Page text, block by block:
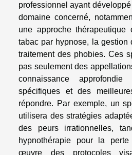
professionnel ayant
domaine concerné,
une approche
tabac par hypnose, la gestion
traitement des phobies. Ces
pas seulement des
connaissance approfondie
spécifiques et des
répondre. Par exemple, un
utilisera des stratégies
des peurs irrationnelles,
hypnothérapie pour la
œuvre des protocoles